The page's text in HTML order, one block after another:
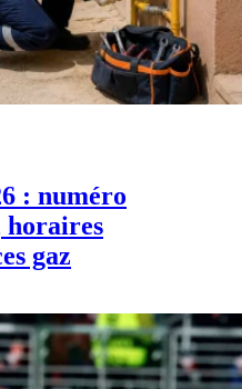
: numéro
horaires
gaz